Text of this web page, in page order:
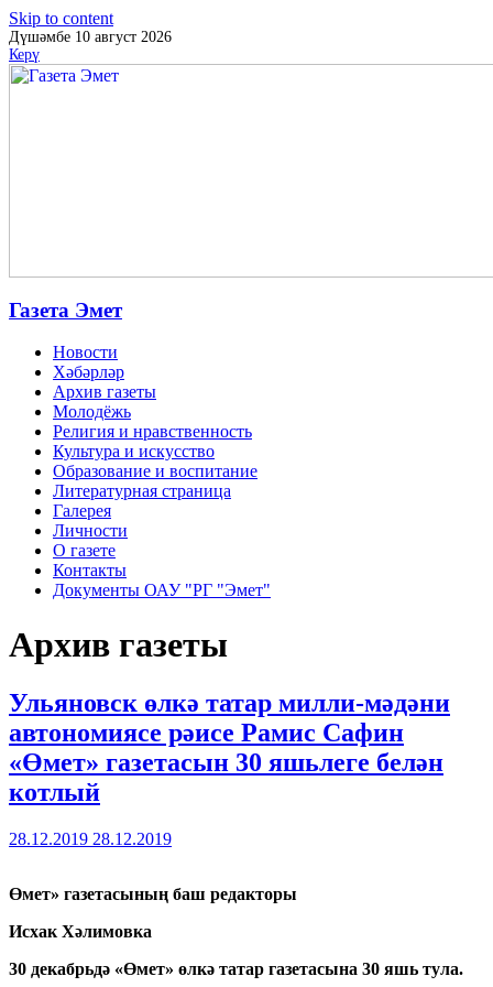
Skip to content
Дүшәмбе 10 август 2026
Керү
Газета Эмет
Новости
Хәбәрләр
Архив газеты
Молодёжь
Религия и нравственность
Культура и искусство
Образование и воспитание
Литературная страница
Галерея
Личности
О газете
Контакты
Документы ОАУ "РГ "Эмет"
Архив газеты
Ульяновск өлкә татар милли-мәдәни
автономиясе рәисе Рамис Сафин
«Өмет» газетасын 30 яшьлеге белән
котлый
28.12.2019 28.12.2019
Өмет» газетасының баш редакторы
Исхак Хәлимовка
30 декабрьдә «Өмет» өлкә татар газетасына 30 яшь тула.